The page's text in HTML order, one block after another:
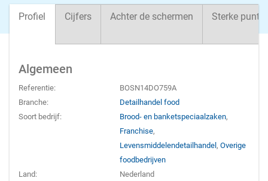
Profiel Cijfers Achter de schermen Sterke
Algemeen
Referentie:
BOSN14DO759A
Branche:
Detailhandel food
Soort bedrijf:
Brood- en banketspeciaalzaken,
Franchise,
Levensmiddelendetailhandel,Overige
foodbedrijven
Land:
Nederland